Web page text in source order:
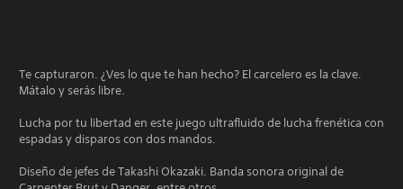
Te capturaron. ¿Ves lo que te han hecho? El carcelero es la clave.
Mátalo y serás libre.
Lucha por tu libertad en este juego ultrafluido de lucha frenética con
espadas y disparos con dos mandos.
Diseño de jefes de Takashi Okazaki. Banda sonora original de